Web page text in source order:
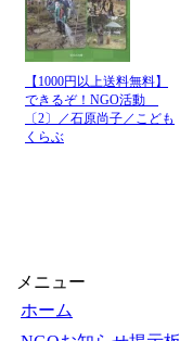
【1000円以上送料無料】
できるぞ！NGO活動
〔2〕／石原尚子／こども
くらぶ
メニュー
ホーム